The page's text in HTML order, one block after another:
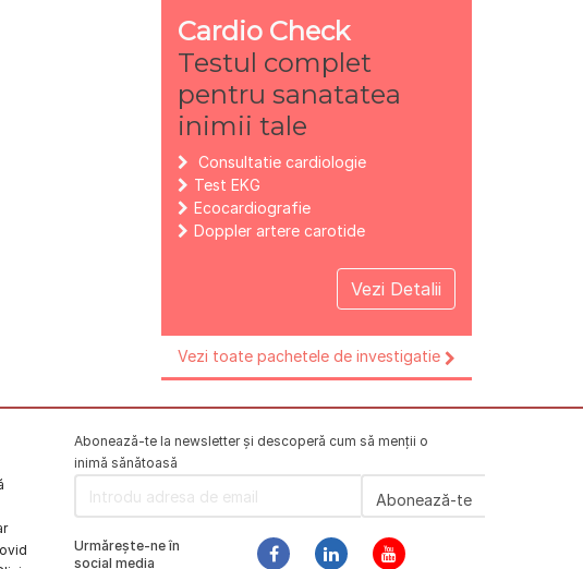
Cardio Check
Testul complet
pentru sanatatea
inimii tale
Consultatie cardiologie
Test EKG
Ecocardiografie
Doppler artere carotide
Vezi Detalii
Vezi toate pachetele de investigatie
Abonează-te la newsletter și descoperă cum să menții o
inimă sănătoasă
Urmărește-ne în
social media